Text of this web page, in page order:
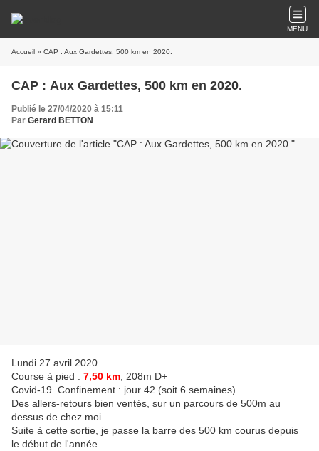
MENU
Accueil » CAP : Aux Gardettes, 500 km en 2020.
CAP : Aux Gardettes, 500 km en 2020.
Publié le 27/04/2020 à 15:11
Par Gerard BETTON
Lundi 27 avril 2020
Course à pied : 7,50 km , 208m D+
Covid-19. Confinement : jour 42 (soit 6 semaines)
Des allers-retours bien ventés, sur un parcours de 500m au
dessus de chez moi.
Suite à cette sortie, je passe la barre des 500 km courus depuis
le début de l'année